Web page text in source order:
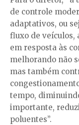
de controle
adaptativos, ou
fluxo de veículos,
em resposta às
melhorando não
mas também
tempo,
importante,
poluentes”.